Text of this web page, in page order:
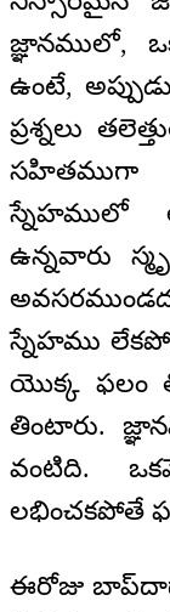
జ్ఞానములో,
ఉంటే,
ప్రశ్నలు
సహితముగా
స్నేహములో
ఉన్నవారు
స్నేహము
యొక్క ఫలం
తింటారు.
వంటిది.
లభించకపోతే
ఈరోజు